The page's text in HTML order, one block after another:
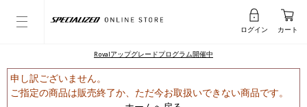
ログイン カート
Rovalアップグレードプログラム開催中
申し訳ございません。
ご指定の商品は販売終了か、ただ今お取扱いできない商品です。